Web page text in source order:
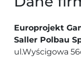
Europrojekt
Saller Polbau
ul.Wyścigowa